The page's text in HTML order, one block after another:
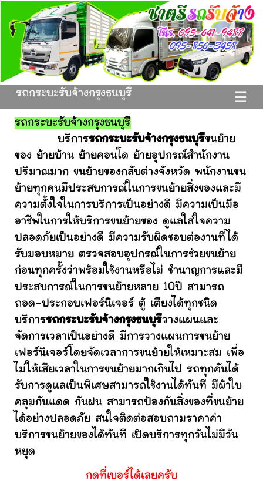
☰
รถกระบะรับจ้างกรุงธนบุรี
รถกระบะรับจ้างกรุงธนบุรี
บริการรถกระบะรับจ้างกรุงธนบุรีขนย้าย
ของ ย้ายบ้าน ย้ายคอนโด ย้ายอุปกรณ์สำนักงาน
ปริมาณมาก ขนย้ายของกลับต่างจังหวัด พนักงานขน
ย้ายทุกคนมีประสบการณ์ในการขนย้ายสิ่งของและมี
ความตั้งใจในการบริการเป็นอย่างดี มีความเป็นมือ
อาชีพในการให้บริการขนย้ายของ ดูแลใส่ใจความ
ปลอดภัยเป็นอย่างดี มีความรับผิดชอบต่องานที่ได้
รับมอบหมาย ตรวจสอบอุปกรณ์ในการช่วยขนย้าย
ก่อนทุกครั้งว่าพร้อมใช้งานหรือไม่ ชำนาญการและมี
ประสบการณ์ในการขนย้ายหลาย 10ปี สามารถ
ถอด-ประกอบเฟอร์นิเจอร์ ตู้ เตียงได้ทุกชนิด
บริการรถกระบะรับจ้างกรุงธนบุรีวางแผนและ
จัดการเวลาเป็นอย่างดี มีการวางแผนการขนย้าย
เฟอร์นิเจอร์โดยจัดเวลาการขนย้ายให้เหมาะสม เพื่อ
ไม่ให้เสียเวลาในการขนย้ายมากเกินไป รถทุกคันได้
รับการดูแลเป็นพิเศษสามารถใช้งานได้ทันที มีผ้าใบ
คลุมกันแดด กันฝน สามารถป้องกันสิ่งของที่ขนย้าย
ได้อย่างปลอดภัย สนใจติดต่อสอบถามราคาค่า
บริการขนย้ายของได้ทันที เปิดบริการทุกวันไม่มีวัน
หยุด
กดที่เบอร์ได้เลยครับ